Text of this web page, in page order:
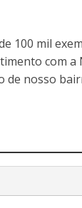
100 mil
com a
de nosso